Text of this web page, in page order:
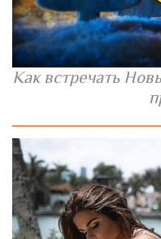
Как встречать